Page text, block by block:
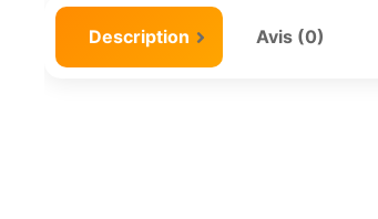
Description
Avis (0)